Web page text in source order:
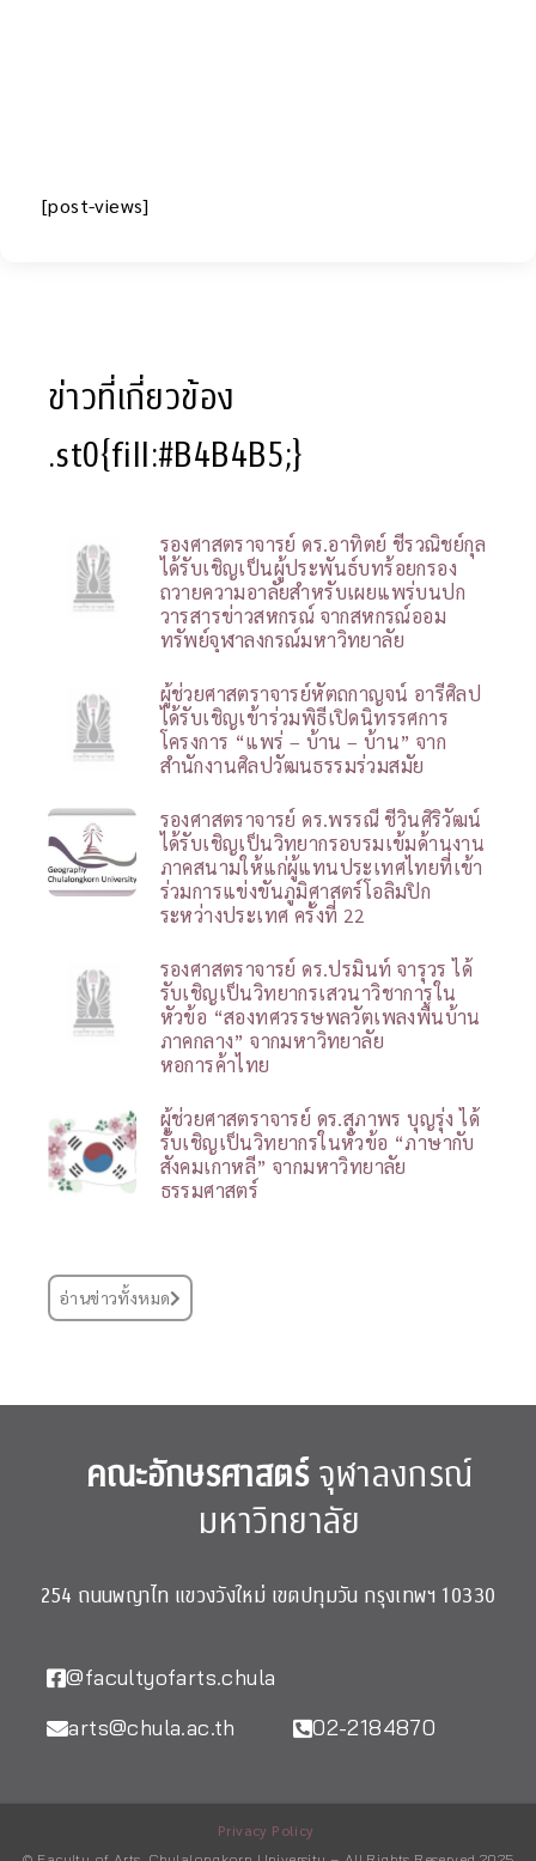
[post-views]
ข่าวที่เกี่ยวข้อง
.st0{fill:#B4B4B5;}
รองศาสตราจารย์ ดร.อาทิตย์ ชีรวณิชย์กุล
ได้รับเชิญเป็นผู้ประพันธ์บทร้อยกรอง
ถวายความอาลัยสำหรับเผยแพร่บนปก
วารสารข่าวสหกรณ์ จากสหกรณ์ออม
ทรัพย์จุฬาลงกรณ์มหาวิทยาลัย
ผู้ช่วยศาสตราจารย์หัตถกาญจน์ อารีศิลป
ได้รับเชิญเข้าร่วมพิธีเปิดนิทรรศการ
โครงการ “แพร่ – บ้าน – บ้าน” จาก
สำนักงานศิลปวัฒนธรรมร่วมสมัย
รองศาสตราจารย์ ดร.พรรณี ชีวินศิริวัฒน์
ได้รับเชิญเป็นวิทยากรอบรมเข้มด้านงาน
ภาคสนามให้แก่ผู้แทนประเทศไทยที่เข้า
ร่วมการแข่งขันภูมิศาสตร์โอลิมปิก
ระหว่างประเทศ ครั้งที่ 22
รองศาสตราจารย์ ดร.ปรมินท์ จารุวร ได้
รับเชิญเป็นวิทยากรเสวนาวิชาการใน
หัวข้อ “สองทศวรรษพลวัตเพลงพื้นบ้าน
ภาคกลาง” จากมหาวิทยาลัย
หอการค้าไทย
ผู้ช่วยศาสตราจารย์ ดร.สุภาพร บุญรุ่ง ได้
รับเชิญเป็นวิทยากรในหัวข้อ “ภาษากับ
สังคมเกาหลี” จากมหาวิทยาลัย
ธรรมศาสตร์
อ่านข่าวทั้งหมด
คณะอักษรศาสตร์จุฬาลงกรณ์
มหาวิทยาลัย
254 ถนนพญาไท แขวงวังใหม่ เขตปทุมวัน กรุงเทพฯ 10330
@facultyofarts.chula
arts@chula.ac.th
02-2184870
Privacy Policy